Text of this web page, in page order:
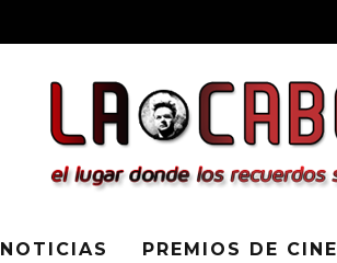
NOTICIAS PREMIOS DE CINE